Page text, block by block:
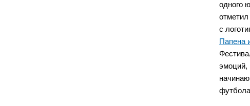
одного
с
Папена
эмоций,